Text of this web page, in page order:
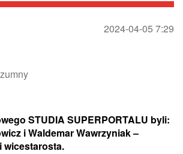
2024-04-05 7:29
STUDIA SUPERPORTALU byli:
i Waldemar Wawrzyniak –